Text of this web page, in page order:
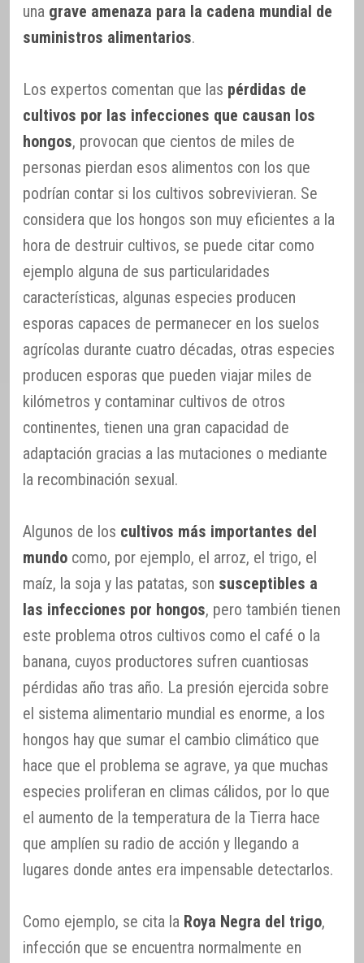
una grave amenaza para la cadena mundial de
suministros alimentarios.
Los expertos comentan que las pérdidas de
cultivos por las infecciones que causan los
hongos, provocan que cientos de miles de
personas pierdan esos alimentos con los que
podrían contar si los cultivos sobrevivieran. Se
considera que los hongos son muy eficientes a la
hora de destruir cultivos, se puede citar como
ejemplo alguna de sus particularidades
características, algunas especies producen
esporas capaces de permanecer en los suelos
agrícolas durante cuatro décadas, otras especies
producen esporas que pueden viajar miles de
kilómetros y contaminar cultivos de otros
continentes, tienen una gran capacidad de
adaptación gracias a las mutaciones o mediante
la recombinación sexual.
Algunos de los cultivos más importantes del
mundo como, por ejemplo, el arroz, el trigo, el
maíz, la soja y las patatas, son susceptibles a
las infecciones por hongos, pero también tienen
este problema otros cultivos como el café o la
banana, cuyos productores sufren cuantiosas
pérdidas año tras año. La presión ejercida sobre
el sistema alimentario mundial es enorme, a los
hongos hay que sumar el cambio climático que
hace que el problema se agrave, ya que muchas
especies proliferan en climas cálidos, por lo que
el aumento de la temperatura de la Tierra hace
que amplíen su radio de acción y llegando a
lugares donde antes era impensable detectarlos.
Como ejemplo, se cita la Roya Negra del trigo,
infección que se encuentra normalmente en